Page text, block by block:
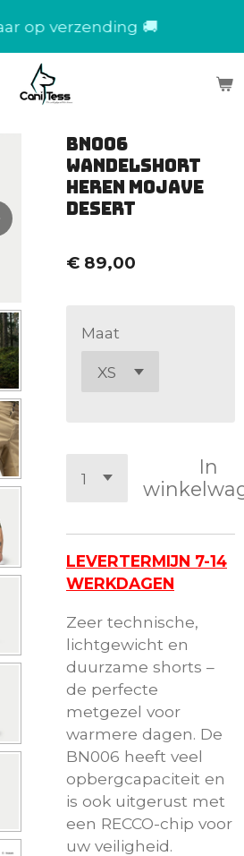
op verzending 🚚
BN006
Wandelshort
Heren Mojave
Desert
€ 89,00
Maat
In
LEVERTERMIJN 7-14
WERKDAGEN
Zeer technische,
lichtgewicht en
duurzame shorts –
de perfecte
metgezel voor
warmere dagen. De
BN006 heeft veel
opbergcapaciteit en
is ook uitgerust met
een RECCO-chip voor
uw veiligheid.